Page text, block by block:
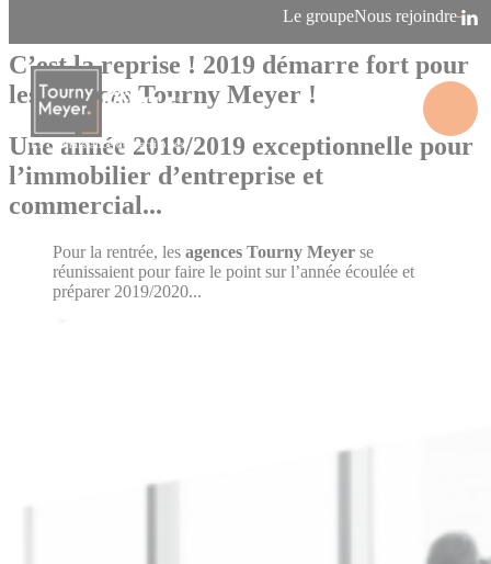
Le groupeNous rejoindre
La connaissance des territoires
C’est la reprise ! 2019 démarre fort pour
les agences Tourny Meyer !
Une année 2018/2019 exceptionnelle pour
l’immobilier d’entreprise et
commercial...
Pour la rentrée, les agences Tourny Meyer se
réunissaient pour faire le point sur l’année écoulée et
préparer 2019/2020...